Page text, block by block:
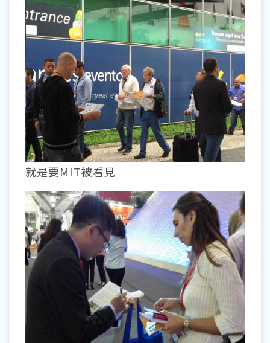
就是要MIT被看見